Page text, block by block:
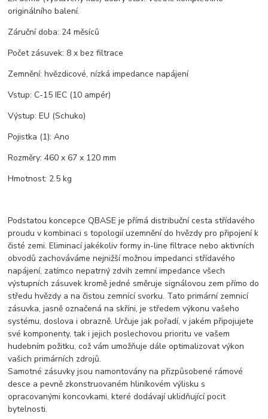
originálního balení.
Záruční doba: 24 měsíců
Počet zásuvek: 8 x bez filtrace
Zemnění: hvězdicové, nízká impedance napájení
Vstup: C-15 IEC (10 ampér)
Výstup: EU (Schuko)
Pojistka (1): Ano
Rozměry: 460 x 67 x 120 mm
Hmotnost: 2.5 kg
Podstatou koncepce QBASE je přímá distribuční cesta střídavého
proudu v kombinaci s topologií uzemnění do hvězdy pro připojení k
čisté zemi. Eliminací jakékoliv formy in-line filtrace nebo aktivních
obvodů zachováváme nejnižší možnou impedanci střídavého
napájení, zatímco nepatrný zdvih zemní impedance všech
výstupních zásuvek kromě jedné směruje signálovou zem přímo do
středu hvězdy a na čistou zemnící svorku. Tato primární zemnicí
zásuvka, jasně označená na skříni, je středem výkonu vašeho
systému, doslova i obrazně. Určuje jak pořadí, v jakém připojujete
své komponenty, tak i jejich poslechovou prioritu ve vašem
hudebním požitku, což vám umožňuje dále optimalizovat výkon
vašich primárních zdrojů.
Samotné zásuvky jsou namontovány na přizpůsobené rámové
desce a pevně zkonstruovaném hliníkovém výlisku s
opracovanými koncovkami, které dodávají uklidňující pocit
bytelnosti.